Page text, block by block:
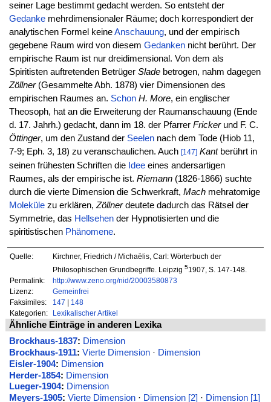
seiner Lage bestimmt gedacht werden. So entsteht der
Gedankemehrdimensionaler Räume; doch korrespondiert der
analytischen Formel keineAnschauung, und der empirisch
gegebene Raum wird von diesem Gedankennicht berührt. Der
empirische Raum ist nur dreidimensional. Von dem als
Spiritisten auftretenden Betrüger Sladebetrogen, nahm dagegen
Zöllner(Gesammelte Abh. 1878) vier Dimensionen des
empirischen Raumes an. Schon H. More, ein englischer
Theosoph, hat an die Erweiterung der Raumanschauung (Ende
d. 17. Jahrh.) gedacht, dann im 18. der Pfarrer Frickerund F. C.
Öttinger, um den Zustand der Seelennach dem Tode (Hiob 11,
7-9; Eph. 3, 18) zu veranschaulichen. Auch [147] Kantberührt in
seinen frühesten Schriften die Ideeeines andersartigen
Raumes, als der empirische ist. Riemann(1826-1866) suchte
durch die vierte Dimension die Schwerkraft, Machmehratomige
Molekülezu erklären,Zöllnerdeutete dadurch das Rätsel der
Symmetrie, das Hellsehender Hypnotisierten und die
spiritistischen Phänomene.
Quelle:
Kirchner, Friedrich / Michaëlis, Carl: Wörterbuch der
Philosophischen Grundbegriffe. Leipzig 51907, S. 147-148.
Permalink:
http://www.zeno.org/nid/20003580873
Lizenz:
Gemeinfrei
Faksimiles:
147 | 148
Kategorien:
Lexikalischer Artikel
Ähnliche Einträge in anderen Lexika
Brockhaus-1837: Dimension
Brockhaus-1911: Vierte Dimension· Dimension
Eisler-1904: Dimension
Herder-1854: Dimension
Lueger-1904: Dimension
Meyers-1905: Vierte Dimension· Dimension [2] · Dimension [1]